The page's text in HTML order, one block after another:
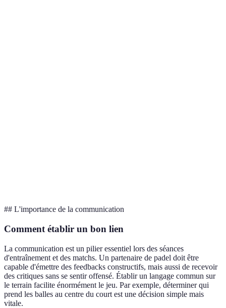
## L'importance de la communication
Comment établir un bon lien
La communication est un pilier essentiel lors des séances
d'entraînement et des matchs. Un partenaire de padel doit être
capable d'émettre des feedbacks constructifs, mais aussi de recevoir
des critiques sans se sentir offensé. Établir un langage commun sur
le terrain facilite énormément le jeu. Par exemple, déterminer qui
prend les balles au centre du court est une décision simple mais
vitale.